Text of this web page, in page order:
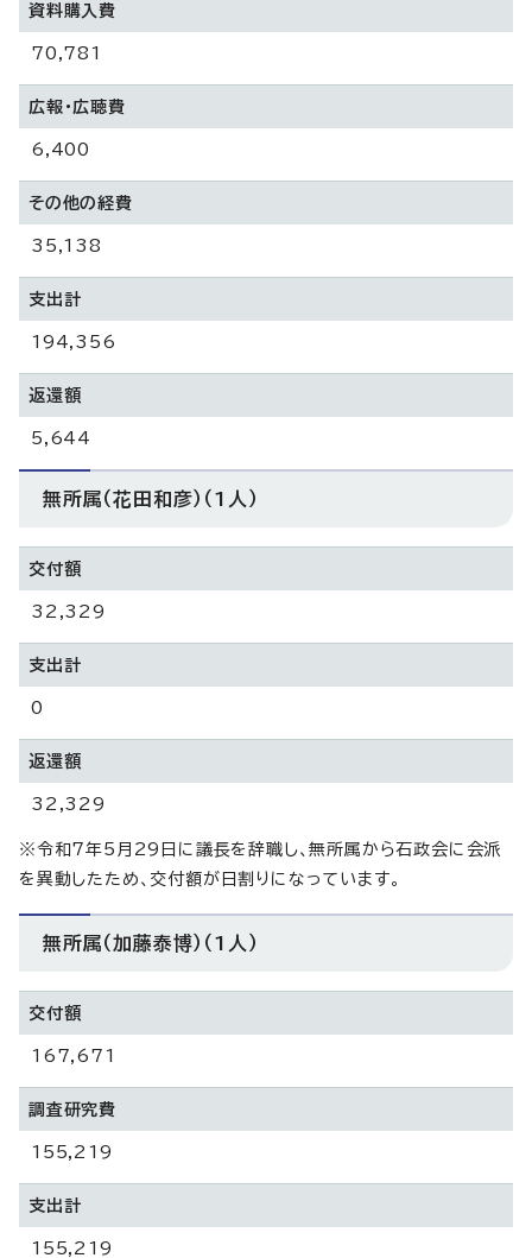
資料購入費
70,781
広報・広聴費
6,400
その他の経費
35,138
支出計
194,356
返還額
5,644
無所属（花田和彦）（1人）
交付額
32,329
支出計
0
返還額
32,329
※令和7年5月29日に議長を辞職し、無所属から石政会に会派
を異動したため、交付額が日割りになっています。
無所属（加藤泰博）（1人）
交付額
167,671
調査研究費
155,219
支出計
155,219